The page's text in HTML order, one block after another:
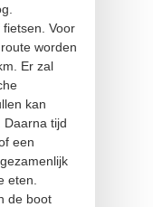
Voor
worden
Er zal
kan
Daarna tijd
een
eten.
de boot